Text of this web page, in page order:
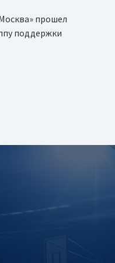
прошел
поддержки